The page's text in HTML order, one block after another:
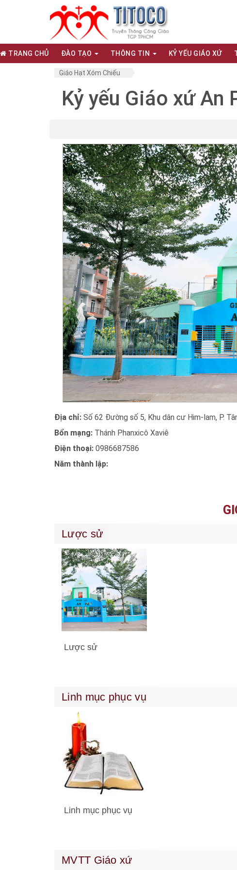
TRANG CHỦ ĐÀO TẠO THÔNG TIN KỶ YẾU GIÁO XỨ
Giáo Hạt Xóm Chiếu
Kỷ yếu Giáo xứ An
Địa chỉ: Số 62 Đường số 5, Khu dân cư Him-lam, P.
Bổn mạng: Thánh Phanxicô Xaviê
Điện thoại: 0986687586
Năm thành lập:
Lược sử
Lược sử
Linh mục phục vụ
Linh mục phục vụ
MVTT Giáo xứ